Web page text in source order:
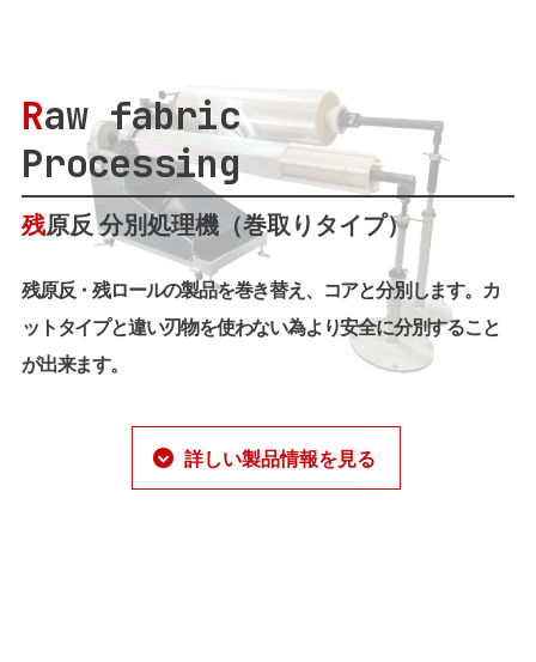
Raw fabric
Processing
残原反 分別処理機（巻取りタイプ）
残原反・残ロールの製品を巻き替え、コアと分別します。カ
ットタイプと違い刃物を使わない為より安全に分別すること
が出来ます。
詳しい製品情報を見る